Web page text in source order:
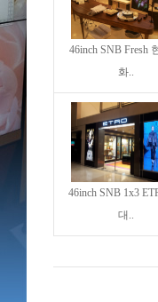
46inch SNB Fresh
화..
46inch SNB 1x3
대..